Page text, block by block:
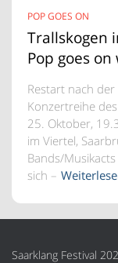
POP GOES ON
Trallskogen
Pop goes
Restart nach der
Konzertreihe
25. Oktober,
im Viertel,
Bands/
sich –
Saarklang Festival